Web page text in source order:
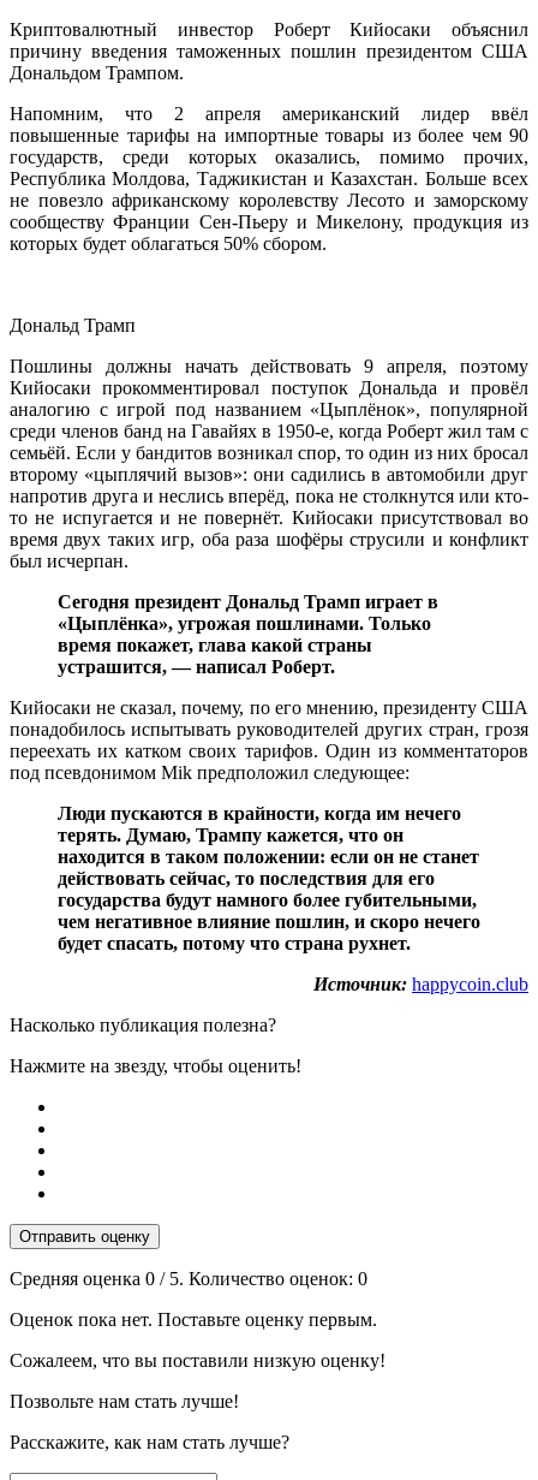
Криптовалютный инвестор Роберт Кийосаки объяснил
причину введения таможенных пошлин президентом США
Дональдом Трампом.
Напомним, что 2 апреля американский лидер ввёл
повышенные тарифы на импортные товары из более чем 90
государств, среди которых оказались, помимо прочих,
Республика Молдова, Таджикистан и Казахстан. Больше всех
не повезло африканскому королевству Лесото и заморскому
сообществу Франции Сен-Пьеру и Микелону, продукция из
которых будет облагаться 50% сбором.
Дональд Трамп
Пошлины должны начать действовать 9 апреля, поэтому
Кийосаки прокомментировал поступок Дональда и провёл
аналогию с игрой под названием «Цыплёнок», популярной
среди членов банд на Гавайях в 1950-е, когда Роберт жил там с
семьёй. Если у бандитов возникал спор, то один из них бросал
второму «цыплячий вызов»: они садились в автомобили друг
напротив друга и неслись вперёд, пока не столкнутся или кто-
то не испугается и не повернёт. Кийосаки присутствовал во
время двух таких игр, оба раза шофёры струсили и конфликт
был исчерпан.
Сегодня президент Дональд Трамп играет в
«Цыплёнка», угрожая пошлинами. Только
время покажет, глава какой страны
устрашится, — написал Роберт.
Кийосаки не сказал, почему, по его мнению, президенту США
понадобилось испытывать руководителей других стран, грозя
переехать их катком своих тарифов. Один из комментаторов
под псевдонимом Mik предположил следующее:
Люди пускаются в крайности, когда им нечего
терять. Думаю, Трампу кажется, что он
находится в таком положении: если он не станет
действовать сейчас, то последствия для его
государства будут намного более губительными,
чем негативное влияние пошлин, и скоро нечего
будет спасать, потому что страна рухнет.
Источник: happycoin.club
Насколько публикация полезна?
Нажмите на звезду, чтобы оценить!
Отправить оценку
Средняя оценка 0 / 5. Количество оценок: 0
Оценок пока нет. Поставьте оценку первым.
Сожалеем, что вы поставили низкую оценку!
Позвольте нам стать лучше!
Расскажите, как нам стать лучше?